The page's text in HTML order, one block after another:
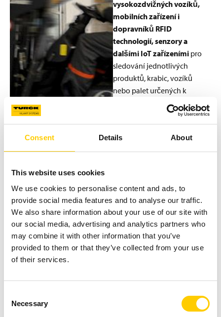
Consent Details About
This website uses cookies
We use cookies to personalise content and ads, to
provide social media features and to analyse our traffic.
We also share information about your use of our site with
our social media, advertising and analytics partners who
may combine it with other information that you’ve
provided to them or that they’ve collected from your use
of their services.
Selection
Necessary
vysokozdvižných vozíků,
mobilních zařízení i
dopravníků RFID
technologií, senzory a
dalšími IoT zařízeními pro
sledování jednotlivých
produktů, krabic, vozíků
nebo palet určených k
RFID systém Turck Vilant
Systems podporuje použití
branách,aby bylo zajištěno
správné vyskladnění, použití
i expedice položek.
PŘEČTĚTE SI VÍCE O
NAŠÍ PLATFORMĚ